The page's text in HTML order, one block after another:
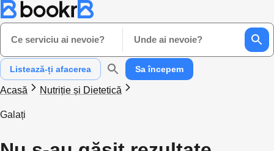
Ce serviciu ai nevoie? Unde ai nevoie?
Listează-ți afacerea Sa începem
Acasă Nutriție și Dietetică
Galați